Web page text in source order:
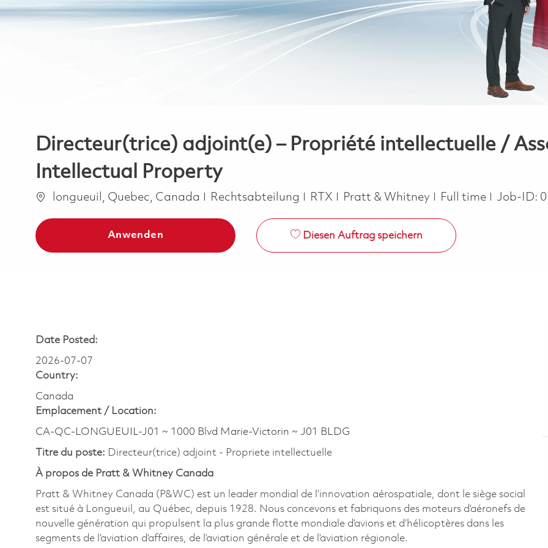
Directeur(trice) adjoint(e) – Propriété intellectuelle /
Intellectual Property
Ort longueuil, Quebec, Canada Kategorie
Rechtsabteilung RTX Pratt & Whitney Job Type
Full time Job-ID:
Anwenden Diesen Auftrag speichern
Date Posted:
2026-07-07
Country:
Canada
Emplacement / Location:
CA-QC-LONGUEUIL-J01 ~ 1000 Blvd Marie-Victorin ~ J01 BLDG
Titre du poste: Directeur(trice) adjoint - Propriete intellectuelle
À propos de Pratt & Whitney Canada
Pratt & Whitney Canada (P&WC) est un leader mondial de l’innovation aérospatiale, dont le siège social
est situé à Longueuil, au Québec, depuis 1928. Nous concevons et fabriquons des moteurs d’aéronefs de
nouvelle génération qui propulsent la plus grande flotte mondiale d’avions et d’hélicoptères dans les
segments de l’aviation d’affaires, de l’aviation générale et de l’aviation régionale.